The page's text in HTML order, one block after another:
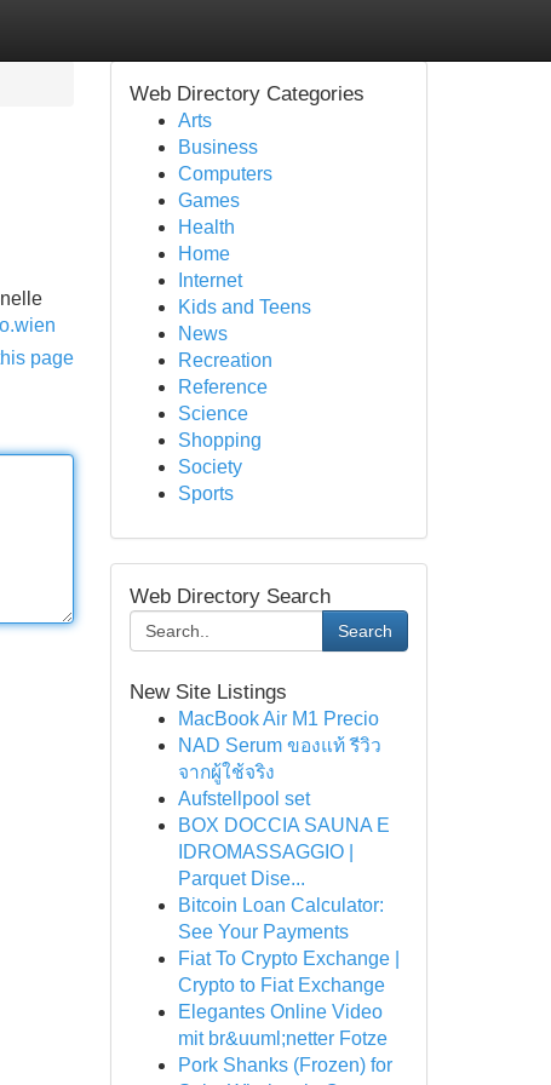
page
Web Directory Categories
Arts
Business
Computers
Games
Health
Home
Internet
Kids and Teens
News
Recreation
Reference
Science
Shopping
Society
Sports
Web Directory Search
Search
New Site Listings
MacBook Air M1 Precio
NAD Serum ของแท้ รีวิว
จากผู้ใช้จริง
Aufstellpool set
BOX DOCCIA SAUNA E
IDROMASSAGGIO |
Parquet Dise...
Bitcoin Loan Calculator:
See Your Payments
Fiat To Crypto Exchange |
Crypto to Fiat Exchange
Elegantes Online Video
mit br&uuml;netter Fotze
Pork Shanks (Frozen) for